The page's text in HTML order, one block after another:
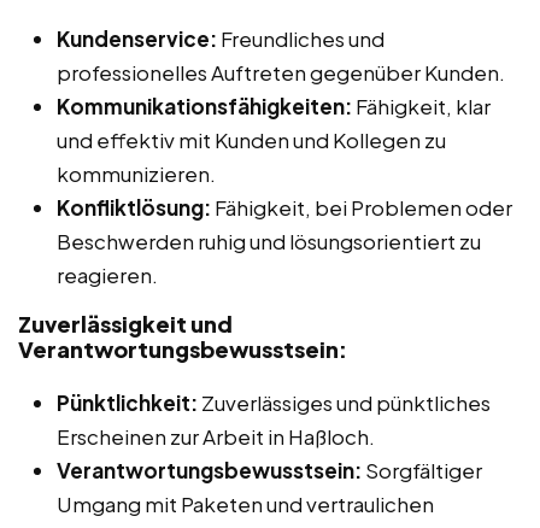
Kundenservice: Freundliches und
professionelles Auftreten gegenüber Kunden.
Kommunikationsfähigkeiten: Fähigkeit, klar
und effektiv mit Kunden und Kollegen zu
kommunizieren.
Konfliktlösung: Fähigkeit, bei Problemen oder
Beschwerden ruhig und lösungsorientiert zu
reagieren.
Zuverlässigkeit und
Verantwortungsbewusstsein:
Pünktlichkeit: Zuverlässiges und pünktliches
Erscheinen zur Arbeit in Haßloch.
Verantwortungsbewusstsein: Sorgfältiger
Umgang mit Paketen und vertraulichen